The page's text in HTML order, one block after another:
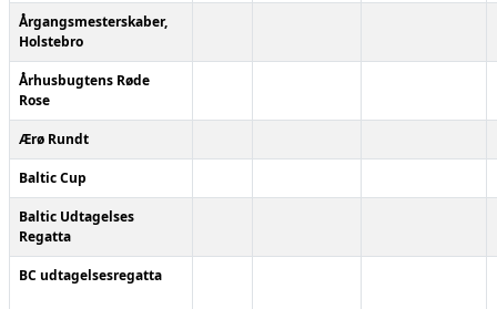
Årgangsmesterskaber,
Holstebro
Århusbugtens Røde
Rose
Ærø Rundt
Baltic Cup
Baltic Udtagelses
Regatta
BC udtagelsesregatta